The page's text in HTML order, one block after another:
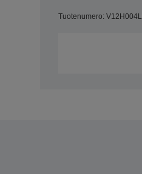
Tuotenumero: